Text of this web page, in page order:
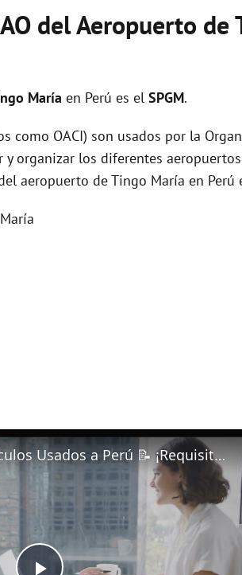
del Aeropuerto de
María en Perú es el SPGM.
como OACI) son usados por la
organizar los diferentes
aeropuerto de Tingo María en Perú
ᐈ Importación de Vehículos Usados a Perú 📝 ¡Requisitos y Costos! 💵